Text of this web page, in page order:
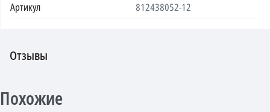
Артикул
812438052-12
Отзывы
Похожие